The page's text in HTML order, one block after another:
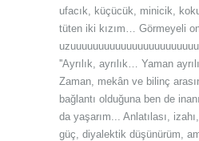
ufacık, küçücük, minicik,
tüten iki kızım… Görmeyeli
''Ayrılık, ayrılık… Yaman
Zaman, mekân ve bilinç
bağlantı olduğuna ben de
da yaşarım... Anlatılası,
güç, diyalektik düşünürüm,